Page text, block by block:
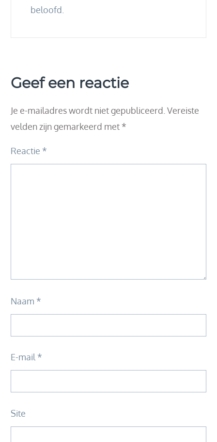
beloofd.
Geef een reactie
Je e-mailadres wordt niet gepubliceerd. Vereiste
velden zijn gemarkeerd met *
Reactie *
Naam *
E-mail*
Site